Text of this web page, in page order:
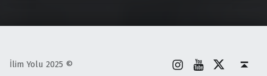
İlim Yolu 2025 ©